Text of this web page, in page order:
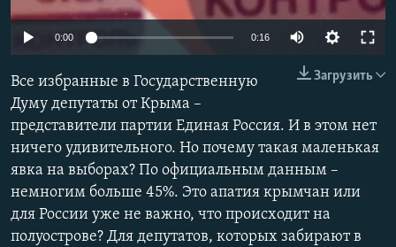
ПОБЕДИТЕЛЕЙ НЕ СУДЯТ?
ELIFBE
УКРАИНСКАЯ ПРОБЛЕМА КРЫМА
ПРИСОЕДИНЯЙТЕСЬ!
Все сайты RFE/RL
0:00 0:16
Загрузить
Все избранные в Государственную
Думу депутаты от Крыма –
представители партии Единая Россия. И в этом нет
ничего удивительного. Но почему такая маленькая
явка на выборах? По официальным данным –
немногим больше 45%. Это апатия крымчан или
для России уже не важно, что происходит на
полуострове? Для депутатов, которых забирают в